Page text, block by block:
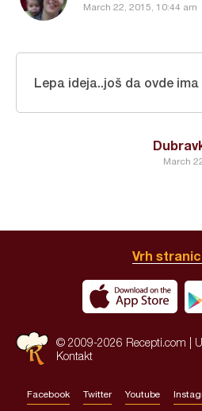
March 22, 2015, 10:44 am
March
Lepa ideja..još da ovde
Vrh
© 2009-2026 Recepti.com |
Kontakt
Facebook Twitter Youtube